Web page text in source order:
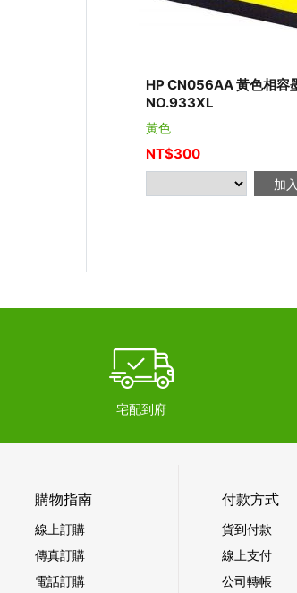
HP CN056AA 黃色相容
NO.933XL
黃色
NT$300
加
宅配到府
購物指南
線上訂購
傳真訂購
電話訂購
付款方式
貨到付款
線上支付
公司轉帳